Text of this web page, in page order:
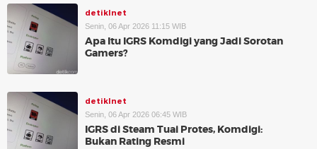
detikInet
Senin, 06 Apr 2026 11:15 WIB
Apa Itu IGRS Komdigi yang Jadi Sorotan
Gamers?
detikInet
Senin, 06 Apr 2026 06:45 WIB
IGRS di Steam Tuai Protes, Komdigi:
Bukan Rating Resmi